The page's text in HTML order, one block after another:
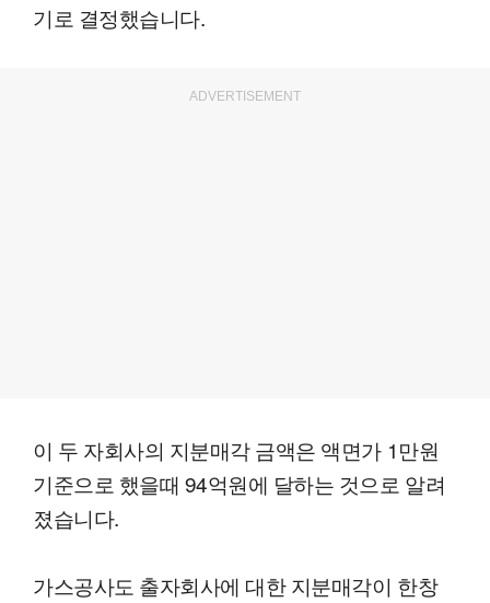
기로 결정했습니다.
ADVERTISEMENT
이 두 자회사의 지분매각 금액은 액면가 1만원
기준으로 했을때 94억원에 달하는 것으로 알려
졌습니다.
가스공사도 출자회사에 대한 지분매각이 한창